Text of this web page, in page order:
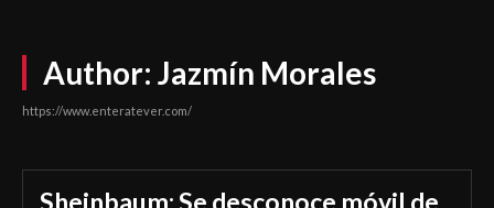
Author: Jazmín Morales
https://www.enteratever.com/
Sheinbaum: Se desconoce móvil de